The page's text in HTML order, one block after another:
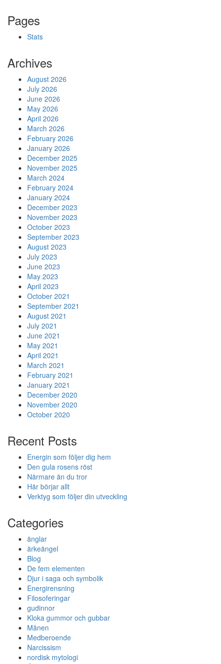
Pages
Stats
Archives
August 2026
July 2026
June 2026
May 2026
April 2026
March 2026
February 2026
January 2026
December 2025
November 2025
March 2024
February 2024
January 2024
December 2023
November 2023
October 2023
September 2023
August 2023
July 2023
June 2023
May 2023
April 2023
October 2021
September 2021
August 2021
July 2021
June 2021
May 2021
April 2021
March 2021
February 2021
January 2021
December 2020
November 2020
October 2020
Recent Posts
Energin som följer dig hem
Den gula rosens röst
Närmare än du tror
Här börjar allt
Verktyg som följer din utveckling
Categories
änglar
ärkeängel
Blog
De fem elementen
Djur i saga och symbolik
Energirensning
Filosoferingar
gudinnor
Kloka gummor och gubbar
Månen
Medberoende
Narcissism
nordisk mytologi